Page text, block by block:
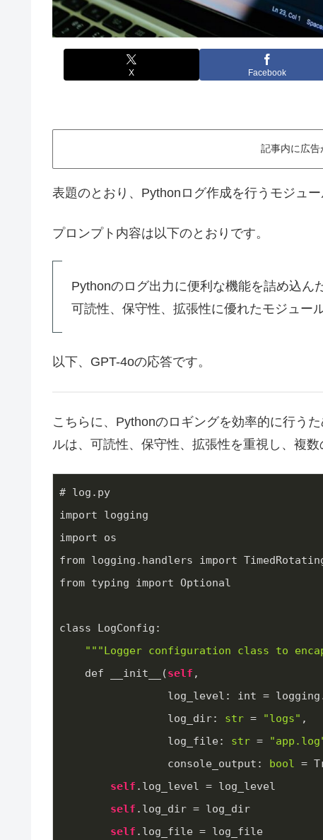
X Facebook
記事内に広告
表題のとおり、Pythonログ作成を行うモジュー
プロンプト内容は以下のとおりです。
Pythonのログ出力に便利な機能を詰め込ん
可読性、保守性、拡張性に優れたモジュー
以下、GPT-4oの応答です。
こちらに、Pythonのロギングを効率的に行う
ルは、可読性、保守性、拡張性を重視し、複数
# log.py
import logging
import os
from logging.handlers import
from typing import Optional
class LogConfig:
"" "Logger configuration class to
    def __init__(
self ,
log_level: int =
                 log_dir:
str = "logs" ,
                 log_file:
str =
                 console_output:
bool =
self .log_level = log_level
self .log_dir = log_dir
self .log_file = log_file